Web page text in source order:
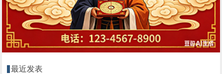
最近发表